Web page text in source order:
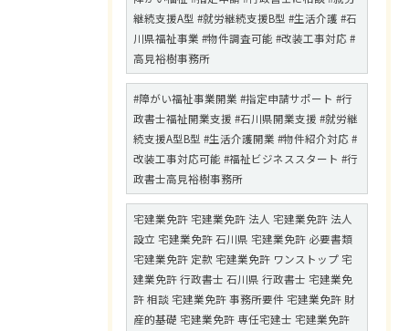
継続支援A型 #就労継続支援B型 #生活介護 #石
川県福祉事業 #物件調査可能 #改装工事対応 #
高見裕樹事務所
#障がい福祉事業開業 #指定申請サポート #行
政書士福祉開業支援 #石川県開業支援 #就労継
続支援A型B型 #生活介護開業 #物件紹介対応 #
改装工事対応可能 #福祉ビジネススタート #行
政書士高見裕樹事務所
宅建業免許 宅建業免許 法人 宅建業免許 法人
設立 宅建業免許 石川県 宅建業免許 必要書類
宅建業免許 定款 宅建業免許 ワンストップ 宅
建業免許 行政書士 石川県 行政書士 宅建業免
許 相談 宅建業免許 事務所要件 宅建業免許 財
産的基礎 宅建業免許 専任宅建士 宅建業免許